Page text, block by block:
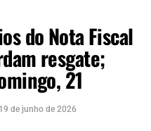
do Nota Fiscal
resgate;
21
19 de junho de 2026